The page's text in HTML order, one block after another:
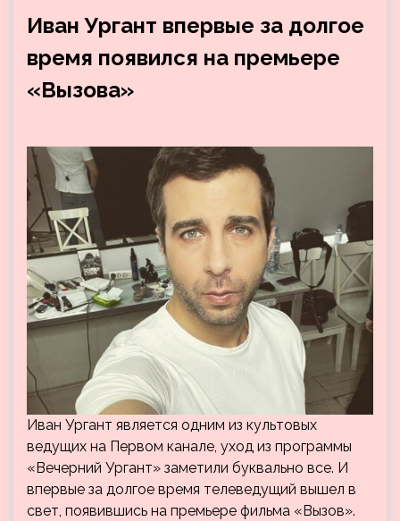
Иван Ургант впервые за долгое
время появился на премьере
«Вызова»
Иван Ургант является одним из культовых
ведущих на Первом канале, уход из программы
«Вечерний Ургант» заметили буквально все. И
впервые за долгое время телеведущий вышел в
свет, появившись на премьере фильма «Вызов».